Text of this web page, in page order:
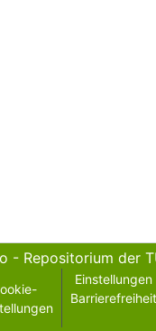
- Repositorium der
Einstellungen
Barrierefreiheit